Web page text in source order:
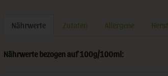
Nährwerte Zutaten Allergene
Nährwerte bezogen auf 100g/100ml: